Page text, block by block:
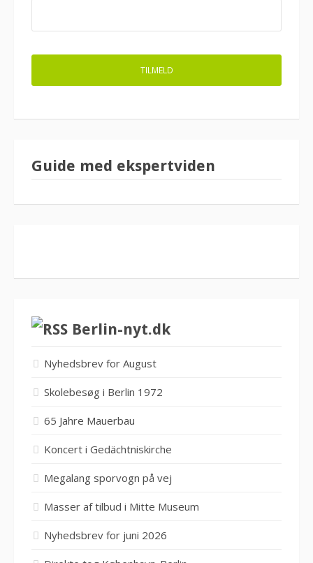
Guide med ekspertviden
Berlin-nyt.dk
Nyhedsbrev for August
Skolebesøg i Berlin 1972
65 Jahre Mauerbau
Koncert i Gedächtniskirche
Megalang sporvogn på vej
Masser af tilbud i Mitte Museum
Nyhedsbrev for juni 2026